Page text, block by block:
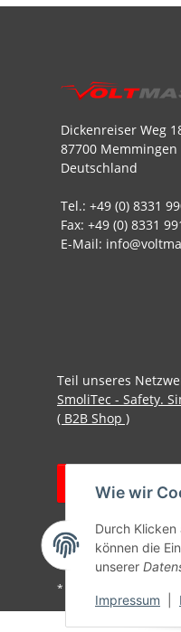
Wie wir
Durch Klicken
können die
unserer
Impressum
Dickenreiser Weg
87700 Memmingen
Deutschland
Tel.: +49 (0) 8331
Fax: +49 (0) 8331
E-Mail:
Teil unseres
SmoliTec - Safety.
( B2B Shop )
Vertrag
* Alle Preise inkl.